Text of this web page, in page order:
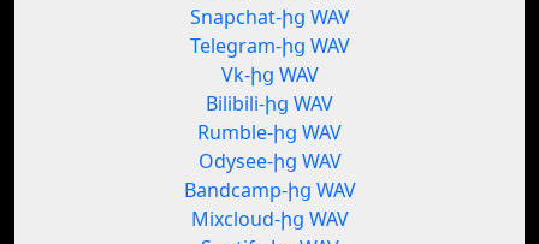
Snapchat-ից WAV
Telegram-ից WAV
Vk-ից WAV
Bilibili-ից WAV
Rumble-ից WAV
Odysee-ից WAV
Bandcamp-ից WAV
Mixcloud-ից WAV